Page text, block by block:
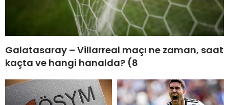
Galatasaray – Villarreal maçı ne zaman, saat
kaçta ve hangi hanalda? (8